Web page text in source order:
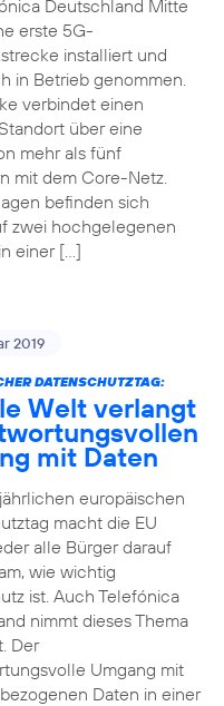
Deutschland Mitte
erste 5G-
installiert und
in Betrieb genommen.
verbindet einen
über eine
mehr als fünf
mit dem Core-Netz.
befinden sich
zwei hochgelegenen
einer […]
2019
DATENSCHUTZTAG:
Welt verlangt
mit Daten
europäischen
macht die EU
alle Bürger darauf
wie wichtig
ist. Auch Telefónica
nimmt dieses Thema
Der
Umgang mit
Daten in einer